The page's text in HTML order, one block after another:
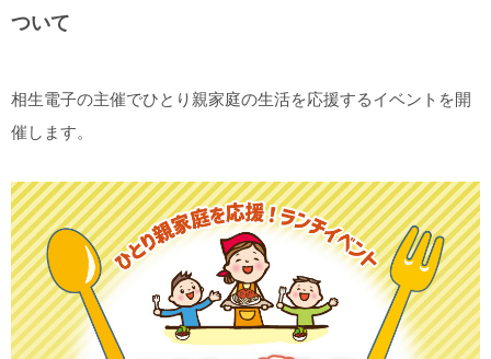
ついて
相生電子の主催でひとり親家庭の生活を応援するイベントを開
催します。